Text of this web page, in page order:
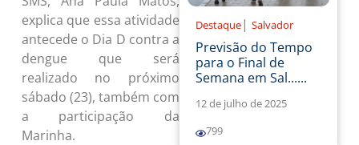
explica que essa atividade
antecede o Dia D contra a
dengue que será
realizado no próximo
sábado (23), também com
a participação da
Marinha.
Destaque | Salvador
Previsão do Tempo
para o Final de
Semana em Sal......
12 de julho de 2025
799